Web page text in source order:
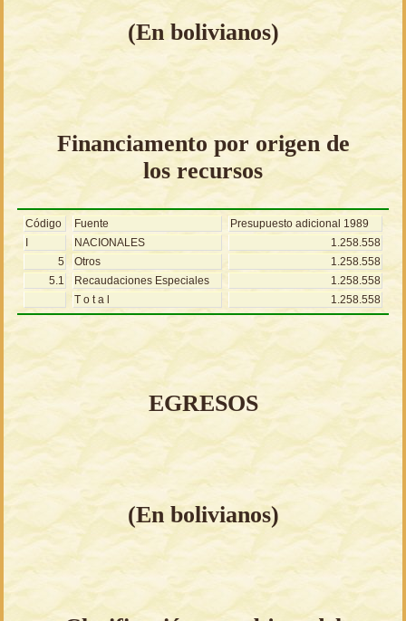
(En bolivianos)
Financiamento por origen de
los recursos
Código Fuente
Presupuesto adicional 1989
I
NACIONALES
1.258.558
5
Otros
1.258.558
5.1
Recaudaciones Especiales
1.258.558
T o t a l
1.258.558
EGRESOS
(En bolivianos)